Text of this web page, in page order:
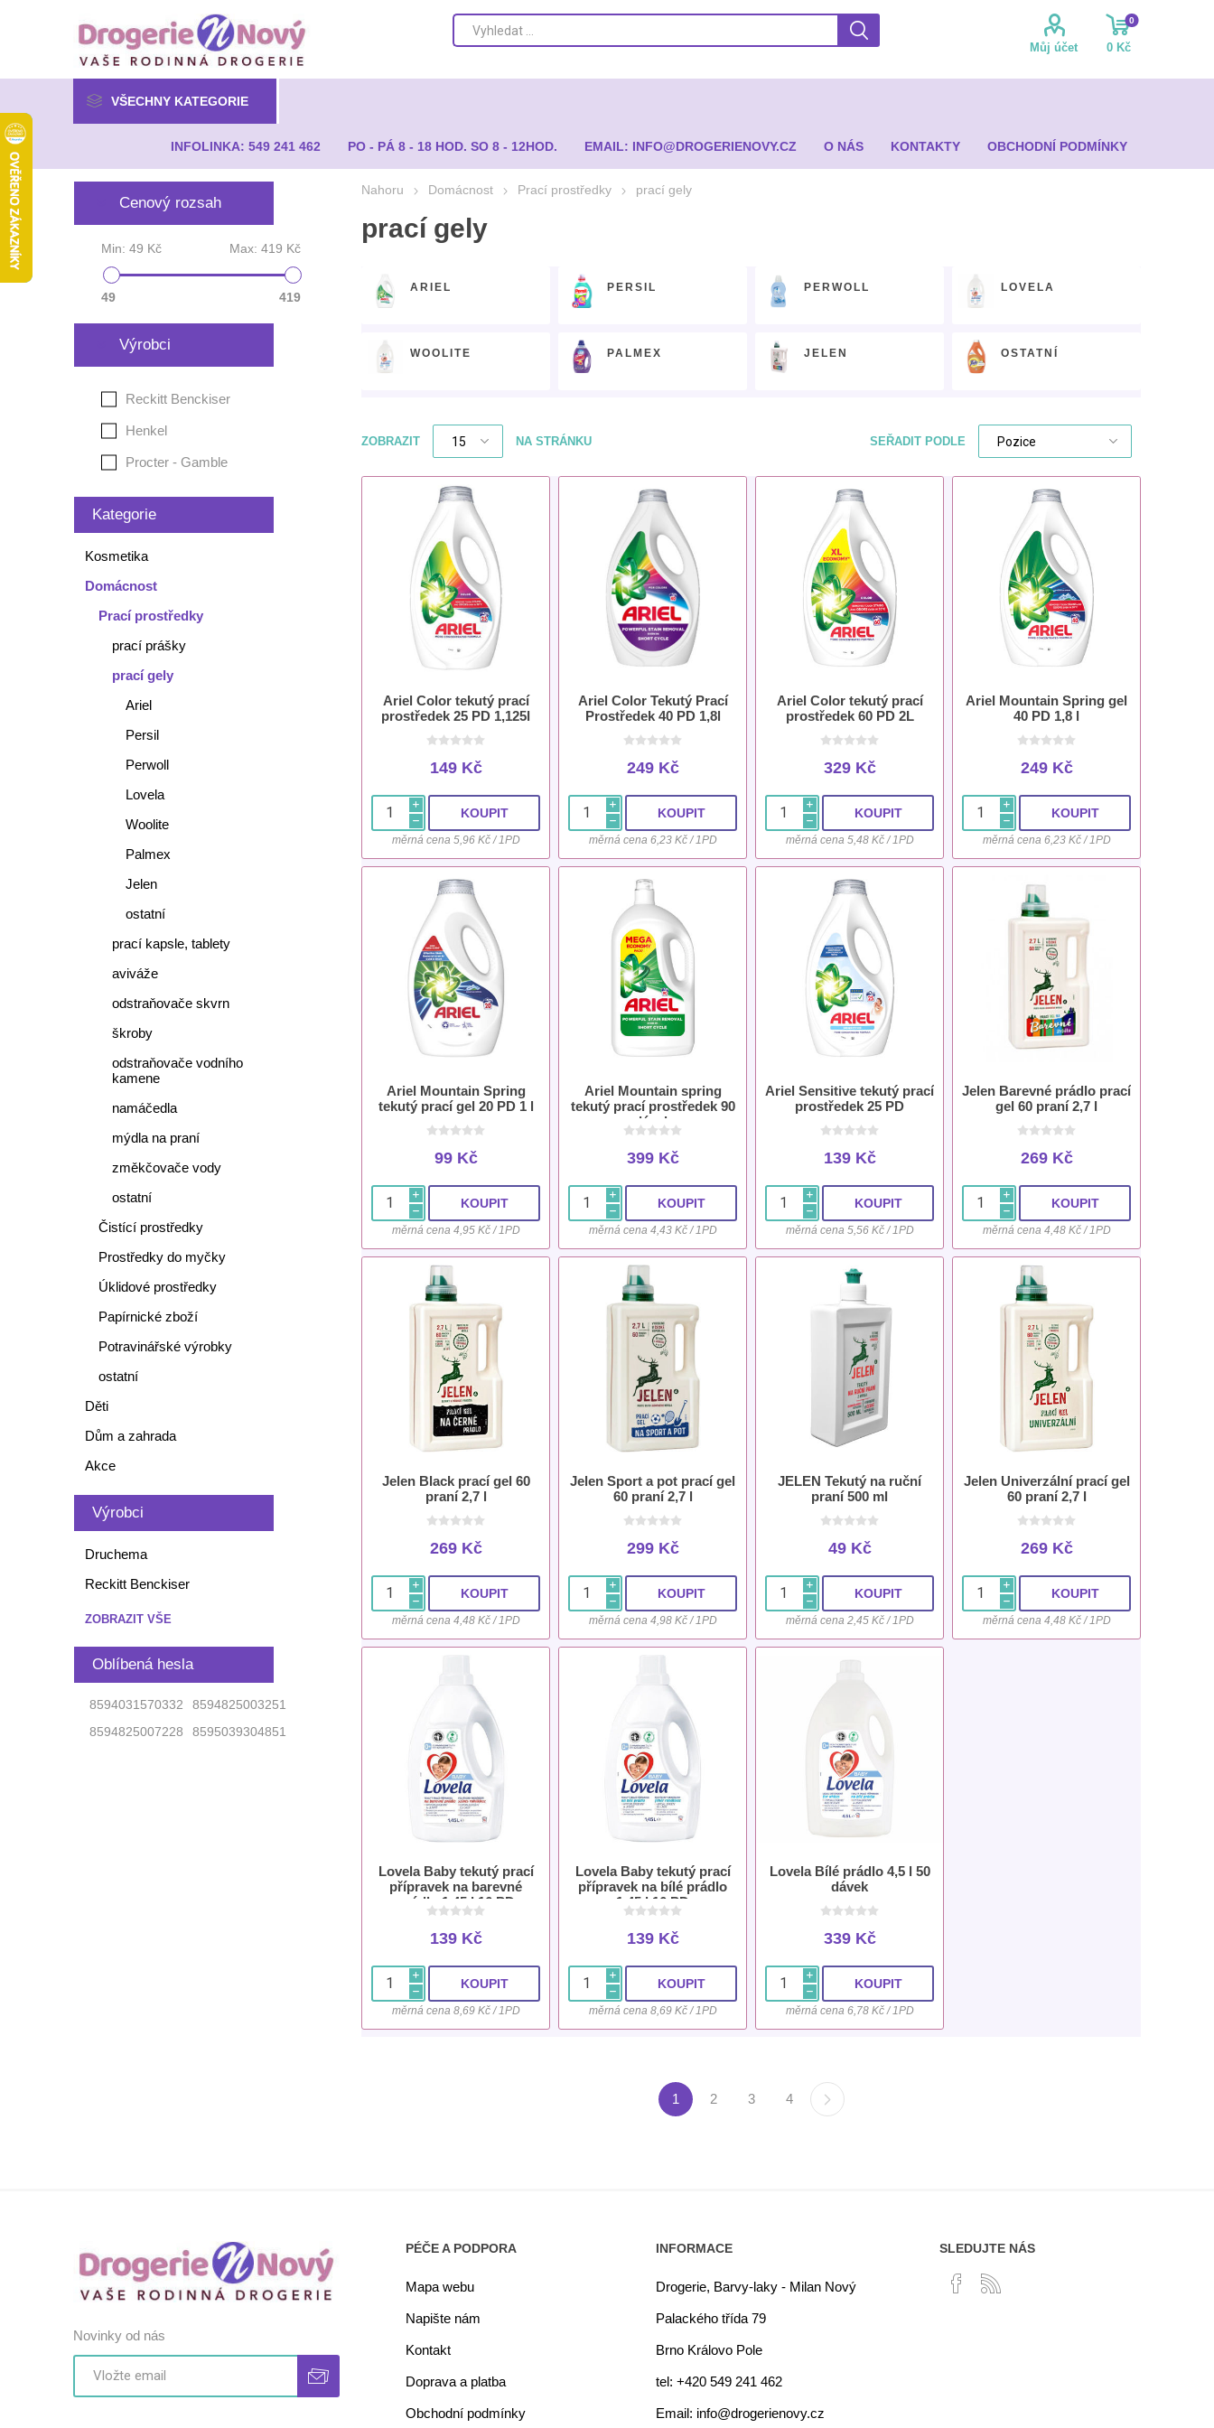
Můj účet
0
0 Kč
VŠECHNY KATEGORIE
INFOLINKA: 549 241 462 PO - PÁ 8 - 18 HOD. SO 8 - 12HOD. EMAIL: INFO@DROGERIENOVY.CZ O NÁS KONTAKTY OBCHODNÍ PODMÍNKY
Nahoru Domácnost Prací prostředky prací gely
prací gely
ARIEL PERSIL PERWOLL LOVELA
WOOLITE PALMEX JELEN OSTATNÍ
SEŘADIT PODLE
ZOBRAZIT NA STRÁNKU
Ariel Color tekutý prací
prostředek 25 PD 1,125l
149 Kč
i
h
měrná cena 5,96 Kč / 1PD
Ariel Color Tekutý Prací
Prostředek 40 PD 1,8l
249 Kč
i
h
měrná cena 6,23 Kč / 1PD
Ariel Color tekutý prací
prostředek 60 PD 2L
329 Kč
i
h
měrná cena 5,48 Kč / 1PD
Ariel Mountain Spring gel
40 PD 1,8 l
249 Kč
i
h
měrná cena 6,23 Kč / 1PD
Ariel Mountain Spring
tekutý prací gel 20 PD 1 l
99 Kč
i
h
měrná cena 4,95 Kč / 1PD
Ariel Mountain spring
tekutý prací prostředek 90
dávek
399 Kč
i
h
měrná cena 4,43 Kč / 1PD
Ariel Sensitive tekutý prací
prostředek 25 PD
139 Kč
i
h
měrná cena 5,56 Kč / 1PD
Jelen Barevné prádlo prací
gel 60 praní 2,7 l
269 Kč
i
h
měrná cena 4,48 Kč / 1PD
Jelen Black prací gel 60
praní 2,7 l
269 Kč
i
h
měrná cena 4,48 Kč / 1PD
Jelen Sport a pot prací gel
60 praní 2,7 l
299 Kč
i
h
měrná cena 4,98 Kč / 1PD
JELEN Tekutý na ruční
praní 500 ml
49 Kč
i
h
měrná cena 2,45 Kč / 1PD
Jelen Univerzální prací gel
60 praní 2,7 l
269 Kč
i
h
měrná cena 4,48 Kč / 1PD
Lovela Baby tekutý prací
přípravek na barevné
prádlo 1,45 l 16 PD
139 Kč
i
h
měrná cena 8,69 Kč / 1PD
Lovela Baby tekutý prací
přípravek na bílé prádlo
1,45 l 16 PD
139 Kč
i
h
měrná cena 8,69 Kč / 1PD
Lovela Bílé prádlo 4,5 l 50
dávek
339 Kč
i
h
měrná cena 6,78 Kč / 1PD
1 2 3 4
Cenový rozsah
Min: 49 Kč Max: 419 Kč
49 419
Výrobci
Reckitt Benckiser
Henkel
Procter - Gamble
Kategorie
Kosmetika
Domácnost
Prací prostředky
prací prášky
prací gely
Ariel
Persil
Perwoll
Lovela
Woolite
Palmex
Jelen
ostatní
prací kapsle, tablety
aviváže
odstraňovače skvrn
škroby
odstraňovače vodního
kamene
namáčedla
mýdla na praní
změkčovače vody
ostatní
Čistící prostředky
Prostředky do myčky
Úklidové prostředky
Papírnické zboží
Potravinářské výrobky
ostatní
Děti
Dům a zahrada
Akce
Výrobci
Druchema
Reckitt Benckiser
ZOBRAZIT VŠE
Oblíbená hesla
8594031570332
8594825003251
8594825007228
8595039304851
Novinky od nás
PÉČE A PODPORA
Mapa webu
Napište nám
Kontakt
Doprava a platba
Obchodní podmínky
INFORMACE
Drogerie, Barvy-laky - Milan Nový
Palackého třída 79
Brno Královo Pole
tel: +420 549 241 462
Email: info@drogerienovy.cz
SLEDUJTE NÁS